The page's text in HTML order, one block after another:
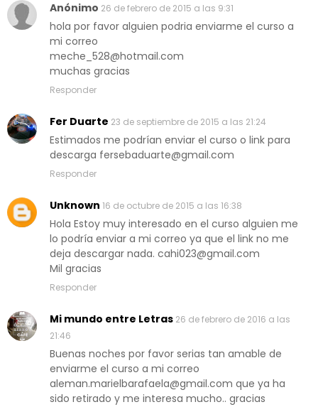
Anónimo 26 de febrero de 2015 a las 9:31
hola por favor alguien podria enviarme el curso a
mi correo
meche_528@hotmail.com
muchas gracias
Responder
Fer Duarte 23 de septiembre de 2015 a las 21:24
Estimados me podrían enviar el curso o link para
descarga fersebaduarte@gmail.com
Responder
Unknown 16 de octubre de 2015 a las 16:38
Hola Estoy muy interesado en el curso alguien me
lo podría enviar a mi correo ya que el link no me
deja descargar nada. cahi023@gmail.com
Mil gracias
Responder
Mi mundo entre Letras 26 de febrero de 2016 a las
21:46
Buenas noches por favor serias tan amable de
enviarme el curso a mi correo
aleman.marielbarafaela@gmail.com que ya ha
sido retirado y me interesa mucho.. gracias